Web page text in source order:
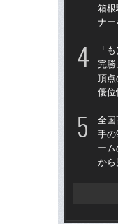
箱根
ナー
「
完勝
頂点
優位
全国
手
ー
から